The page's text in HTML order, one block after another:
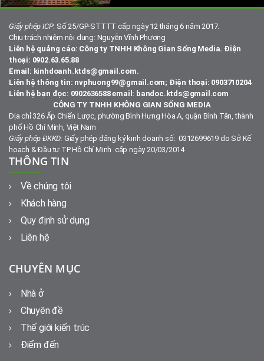
Giấy phép ICP: Số 25/GP-STTTT cấp ngày 12 tháng 6 năm 2017.
Chịu trách nhiệm nội dung: Nguyễn Vĩnh Phương
Liên hệ quảng cáo: Công ty TNHH Không Gian Sống Media. Điện
thoại: 0902.63.65.88
Email: kinhdoanh.ktds@gmail.com.
Liên hệ thông tin: nvphuong99@gmail.com; Điện thoại: 0903710204
Liên hệ bạn đọc: 0902636588 email: bandoc.ktds@gmail.com
CÔNG TY TNHH KHÔNG GIAN SỐNG MEDIA
Địa chỉ 326 Ấp Chiến Lược, phường Bình Hưng Hòa A, quận Bình Tân, thành
phố Hồ Chí Minh, Việt Nam
Giấy phép ĐKKD: Giấy phép đăng ký kinh doanh số: 0312699619 do Sở Kế
hoạch & Đầu tư TP Hồ Chí Minh cấp ngày 20/03/2014
THÔNG TIN
Về chúng tôi
Khách hàng
Quy định sử dụng
Liên hệ
CHUYÊN MỤC
Nhà ở
Chuyên đề
Thế giới kiến trúc
Điểm đến